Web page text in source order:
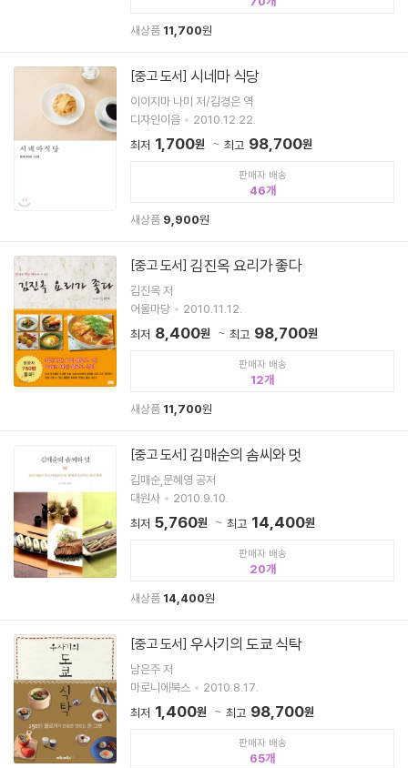
새상품 11,700원
[중고 도서] 시네마 식당
이이지마 나미 저/김경은 역
디자인이음
2010.12.22.
최저 1,700원 최고 98,700원
판매자 배송
46
새상품 9,900원
[중고 도서] 김진옥 요리가 좋다
김진옥 저
어울마당
2010.11.12.
최저 8,400원 최고 98,700원
판매자 배송
12
새상품 11,700원
[중고 도서] 김매순의 솜씨와 멋
김매순,문혜영 공저
대원사
2010.9.10.
최저 5,760원 최고 14,400원
판매자 배송
20
새상품 14,400원
[중고 도서] 우사기의 도쿄 식탁
남은주 저
마로니에북스
2010.8.17.
최저 1,400원 최고 98,700원
판매자 배송
65